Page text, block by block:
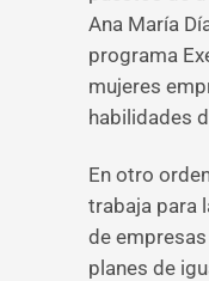
Ana María
programa
mujeres
habilidades
En otro
trabaja para
de
planes de